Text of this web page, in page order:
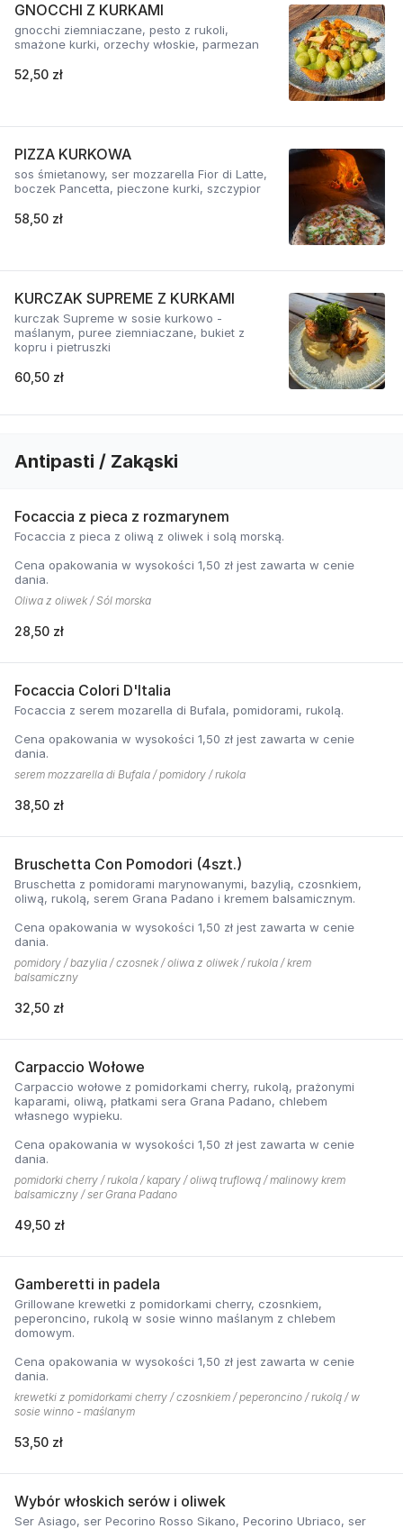
GNOCCHI Z KURKAMI
gnocchi ziemniaczane, pesto z rukoli,
smażone kurki, orzechy włoskie, parmezan
52,50 zł
PIZZA KURKOWA
sos śmietanowy, ser mozzarella Fior di Latte,
boczek Pancetta, pieczone kurki, szczypior
58,50 zł
KURCZAK SUPREME Z KURKAMI
kurczak Supreme w sosie kurkowo -
maślanym, puree ziemniaczane, bukiet z
kopru i pietruszki
60,50 zł
Antipasti / Zakąski
Focaccia z pieca z rozmarynem
Focaccia z pieca z oliwą z oliwek i solą morską.
Cena opakowania w wysokości 1,50 zł jest zawarta w cenie
dania.
Oliwa z oliwek / Sól morska
28,50 zł
Focaccia Colori D'Italia
Focaccia z serem mozarella di Bufala, pomidorami, rukolą.
Cena opakowania w wysokości 1,50 zł jest zawarta w cenie
dania.
serem mozzarella di Bufala / pomidory / rukola
38,50 zł
Bruschetta Con Pomodori (4szt.)
Bruschetta z pomidorami marynowanymi, bazylią, czosnkiem,
oliwą, rukolą, serem Grana Padano i kremem balsamicznym.
Cena opakowania w wysokości 1,50 zł jest zawarta w cenie
dania.
pomidory / bazylia / czosnek / oliwa z oliwek / rukola / krem
balsamiczny
32,50 zł
Carpaccio Wołowe
Carpaccio wołowe z pomidorkami cherry, rukolą, prażonymi
kaparami, oliwą, płatkami sera Grana Padano, chlebem
własnego wypieku.
Cena opakowania w wysokości 1,50 zł jest zawarta w cenie
dania.
pomidorki cherry / rukola / kapary / oliwą truflową / malinowy krem
balsamiczny / ser Grana Padano
49,50 zł
Gamberetti in padela
Grillowane krewetki z pomidorkami cherry, czosnkiem,
peperoncino, rukolą w sosie winno maślanym z chlebem
domowym.
Cena opakowania w wysokości 1,50 zł jest zawarta w cenie
dania.
krewetki z pomidorkami cherry / czosnkiem / peperoncino / rukolą / w
sosie winno - maślanym
53,50 zł
Wybór włoskich serów i oliwek
Ser Asiago, ser Pecorino Rosso Sikano, Pecorino Ubriaco, ser